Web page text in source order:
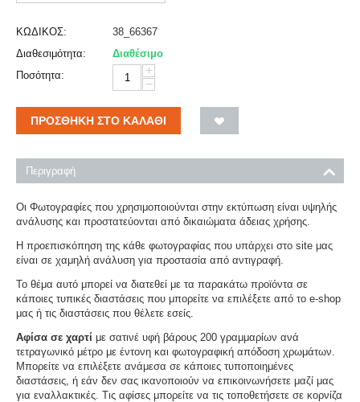
ΚΩΔΙΚΟΣ:
38_66367
Διαθεσιμότητα:
Διαθέσιμο
Ποσότητα:
+
−
ΠΡΟΣΘΉΚΗ ΣΤΟ ΚΑΛΆΘΙ
Περιγραφή
Οι Φωτογραφίες που χρησιμοποιούνται στην εκτύπωση είναι υψηλής
ανάλυσης και προστατεύονται από δικαιώματα άδειας χρήσης.
Η προεπισκόπηση της κάθε φωτογραφίας που υπάρχει στο site μας
είναι σε χαμηλή ανάλυση για προστασία από αντιγραφή.
Το θέμα αυτό μπορεί να διατεθεί με τα παρακάτω προϊόντα σε
κάποιες τυπικές διαστάσεις που μπορείτε να επιλέξετε από το e-shop
μας ή τις διαστάσεις που θέλετε εσείς.
Αφίσα σε χαρτί με σατινέ υφή βάρους 200 γραμμαρίων ανά
τετραγωνικό μέτρο με έντονη και φωτογραφική απόδοση χρωμάτων.
Μπορείτε να επιλέξετε ανάμεσα σε κάποιες τυποποιημένες
διαστάσεις, ή εάν δεν σας ικανοποιούν να επικοινωνήσετε μαζί μας
για εναλλακτικές. Τις αφίσες μπορείτε να τις τοποθετήσετε σε κορνίζα